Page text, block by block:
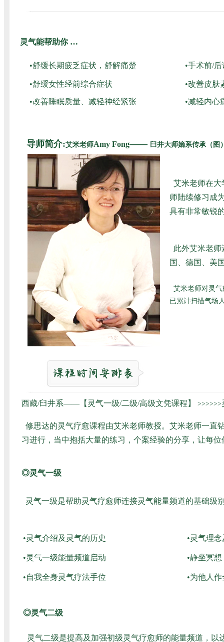
灵气能帮助你 …
•舒缓长期疲乏症状，舒解痛楚 •手术前/
•舒缓女性经前综合症状 •改善皮肤
•改善睡眠质量、减轻神经紧张 •减轻内心
导师简介:艾米老师Amy Fong—— 臼井大师嫡系传承（图
艾米老师在大
师陆续修习成
具有非常敏锐
此外艾米老
国、德国、美
艾米老师对灵
已累计扫描气场
西藏/臼井系——【灵气一级/二级/高级文凭课程】 >>>>>>
修思达的灵气疗愈课程由艾米老师教授。艾米老师一直
习进行，当中抱括大量的练习，个案经验的分享，让每
◎灵气一级
灵气一级是帮助灵气疗愈师连接灵气能量频道的基础
•灵气介绍及灵气的历史 •灵气理
•灵气一级能量频道启动 •静坐冥想
•自我全身灵气疗法手位 •为他人
◎灵气二级
灵气二级是提高及加强初级灵气疗愈师的能量频道，